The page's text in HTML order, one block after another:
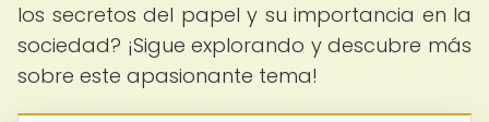
los secretos del papel y su importancia en la
sociedad? ¡Sigue explorando y descubre más
sobre este apasionante tema!